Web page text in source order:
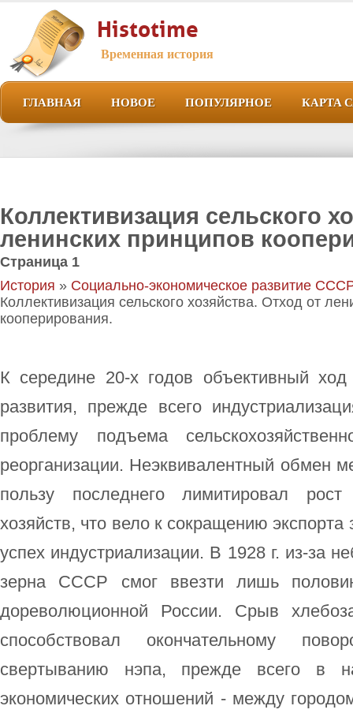
Histotime
Временная история
ГЛАВНАЯ НОВОЕ ПОПУЛЯРНОЕ КАРТА
Коллективизация сельского
ленинских принципов
Страница 1
История » Социально-экономическое развитие
Коллективизация сельского хозяйства. Отход от
кооперирования.
К середине 20-х годов объективный ход
развития, прежде всего
проблему подъема
реорганизации. Неэквивалентный обмен
пользу последнего лимитировал рост
хозяйств, что вело к сокращению
успех индустриализации. В 1928 г. из-за
зерна СССР смог ввезти лишь
дореволюционной России. Срыв
способствовал окончательному
свертыванию нэпа, прежде всего в
экономических отношений - между